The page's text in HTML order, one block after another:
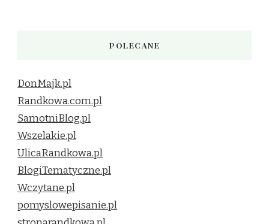
POLECANE
DonMajk.pl
Randkowa.com.pl
SamotniBlog.pl
Wszelakie.pl
UlicaRandkowa.pl
BlogiTematyczne.pl
Wczytane.pl
pomyslowepisanie.pl